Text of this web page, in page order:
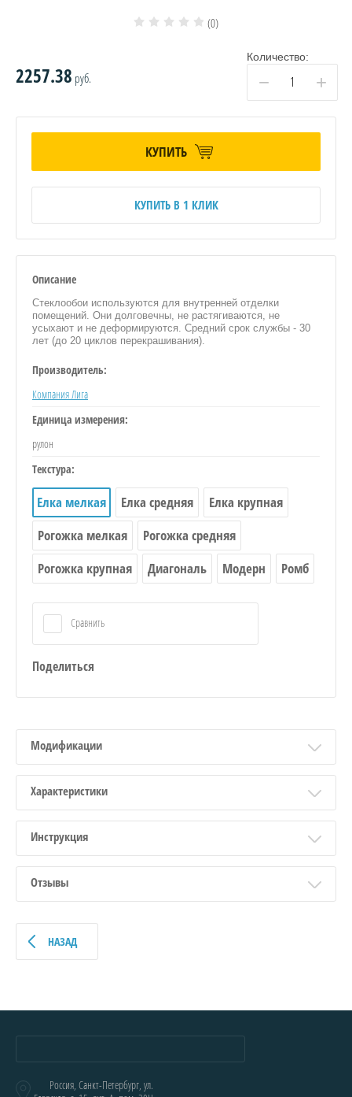
(0)
2257.38 руб.
Количество:
− +
КУПИТЬ
КУПИТЬ В 1 КЛИК
Описание
Стеклообои используются для внутренней отделки
помещений. Они долговечны, не растягиваются, не
усыхают и не деформируются. Средний срок службы - 30
лет (до 20 циклов перекрашивания).
Производитель:
Компания Лига
Единица измерения:
рулон
Текстура:
Елка мелкая Елка средняя
Елка крупная
Рогожка мелкая
Рогожка средняя
Рогожка крупная
Диагональ Модерн Ромб
Сравнить
Поделиться
Модификации
Характеристики
Инструкция
Отзывы
НАЗАД
Россия, Санкт-Петербург, ул.